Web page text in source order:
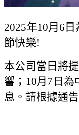
2025年10月6
節快樂!
本公司當日將
響；10月7日
息。請根據通